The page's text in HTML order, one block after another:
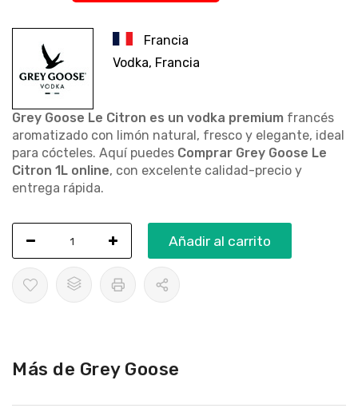
Francia
Vodka, Francia
Grey Goose Le Citron es un vodka premium francés
aromatizado con limón natural, fresco y elegante, ideal
para cócteles. Aquí puedes Comprar Grey Goose Le
Citron 1L online, con excelente calidad-precio y
entrega rápida.
Añadir al carrito
Más de Grey Goose